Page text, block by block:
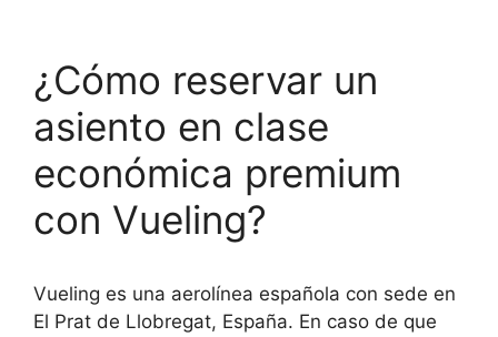
¿Cómo reservar un
asiento en clase
económica premium
con Vueling?
Vueling es una aerolínea española con sede en
El Prat de Llobregat, España. En caso de que